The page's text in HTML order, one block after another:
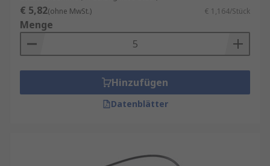
€ 5,82(ohne MwSt.) € 1,164/Stück
Menge
Hinzufügen
Datenblätter